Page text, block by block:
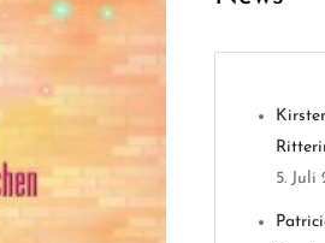
5. Juli